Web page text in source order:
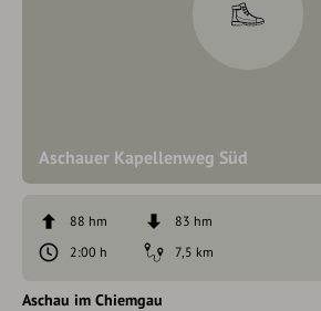
Aschauer Kapellenweg Süd
88 hm
83 hm
2:00 h
7,5 km
Aschau im Chiemgau